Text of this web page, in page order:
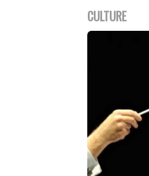
CULTURE